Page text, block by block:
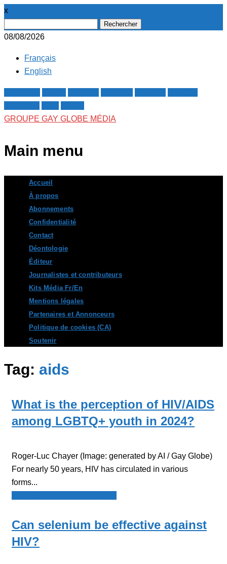
x
08/08/2026
Français
English
GROUPE GAY GLOBE MÉDIA
Main menu
content
Accueil
À propos
Abonnements
Confidentialité
Contact
Déontologie
Éditeur
Journalistes et contributeurs
Kits Média Fr/En
Mentions légales
Partenaires et Annonceurs
Politique de cookies (CA)
Soutenir
Tag: aids
What is the perception of HIV/AIDS
among LGBTQ+ youth in 2024?
Roger-Luc Chayer (Image: generated by AI / Gay Globe)
For nearly 50 years, HIV has circulated in various
forms...
Can selenium be effective against
HIV?